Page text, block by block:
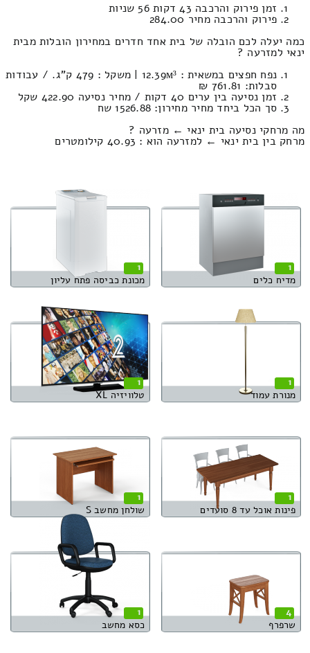
זמן פירוק והרכבה 43 דקות 56 שניות
פירוק והרכבה מחיר 284.00
כמה יעלה לכם הובלה של בית אחד חדרים במחירון הובלות מבית
ינאי למזרעה ?
נפח חפצים במשאית : 12.39м³ | משקל : 479 ק”ג. / עבודות
סבלות: 761.81 ₪
זמן נסיעה בין ערים 40 דקות / מחיר נסיעה 422.90 שקל
סך הכל ביחד מחיר מחירון: 1526.88 שח
מה מרחקי נסיעה בית ינאי ← מזרעה ?
מרחק בין בית ינאי ← למזרעה הוא : 40.93 קילומטרים
1
מדיח כלים
1
מכונת כביסה פתח עליון
1
מנורת עמוד
1
טלוויזיה XL
1
פינות אוכל עד 8 סועדים
1
שולחן מחשב S
4
שרפרף
1
כסא מחשב